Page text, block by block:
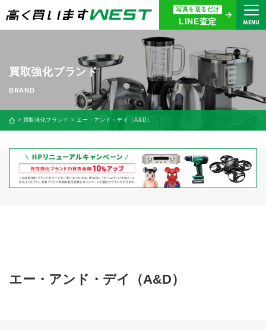
写真を送るだけ
LINE査定 MENU
まずはお気軽にお問い合わせ・
査定をご依頼ください
買取専用ダイヤル
0120-914-094
9:00〜18:30(年中無休)
24時間365日受付
買取に関する質問や相談もすぐにできて便利
簡単操作！LINE査定
買取強化ブランド
買取強化ブランド エー・アンド・デイ（A&D）
エー・アンド・デイ（A&D）